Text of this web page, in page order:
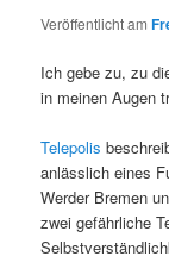
Veröffentlicht am
Ich gebe zu, zu
in meinen Augen
Telepolis
anlässlich eines
Werder Bremen
zwei gefährliche